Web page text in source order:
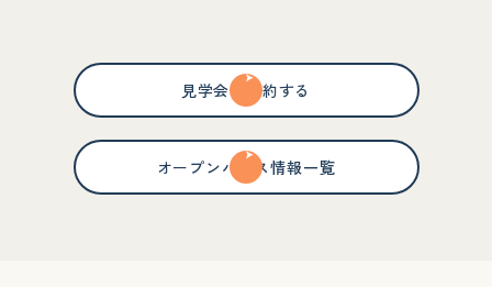
見学会を予約する
オープンハウス情報一覧